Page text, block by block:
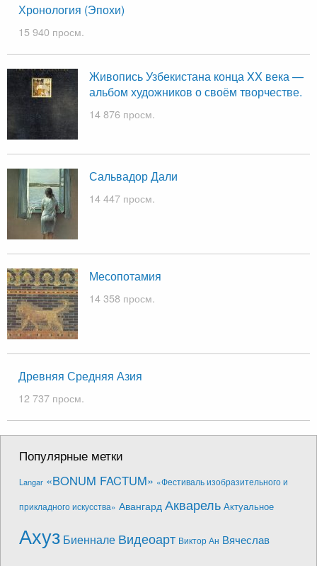
Хронология (Эпохи)
15 940 просм.
Живопись Узбекистана конца XX века —
альбом художников о своём творчестве.
14 876 просм.
Сальвадор Дали
14 447 просм.
Месопотамия
14 358 просм.
Древняя Средняя Азия
12 737 просм.
Популярные метки
Langar «BONUM FACTUM» «Фестиваль изобразительного и
прикладного искусства» Авангард Акварель Актуальное
Ахуз Биеннале Видеоарт Виктор Ан Вячеслав